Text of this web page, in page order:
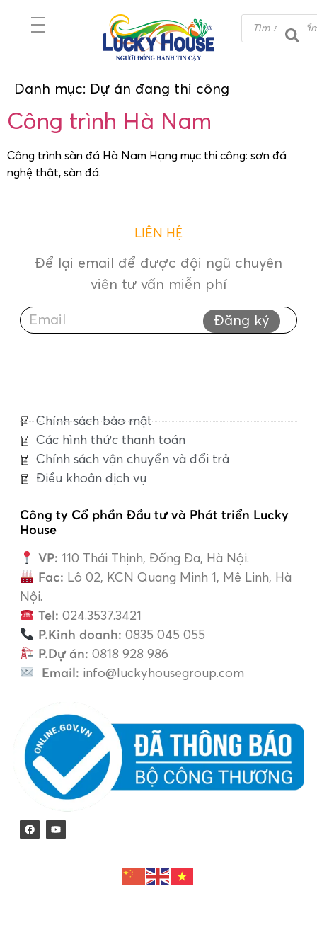
Danh mục: Dự án đang thi công
Công trình Hà Nam
Công trình sàn đá Hà Nam Hạng mục thi công: sơn đá
nghệ thật, sàn đá.
LIÊN HỆ
Để lại email để được đội ngũ chuyên
viên tư vấn miễn phí
Đăng ký
Chính sách bảo mật
Các hình thức thanh toán
Chính sách vận chuyển và đổi trả
Điều khoản dịch vụ
Công ty Cổ phần Đầu tư và Phát triển Lucky
House
VP: 110 Thái Thịnh, Đống Đa, Hà Nội.
Fac: Lô 02, KCN Quang Minh 1, Mê Linh, Hà
Nội.
Tel: 024.3537.3421
P.Kinh doanh: 0835 045 055
P.Dự án: 0818 928 986
Email: info@luckyhousegroup.com